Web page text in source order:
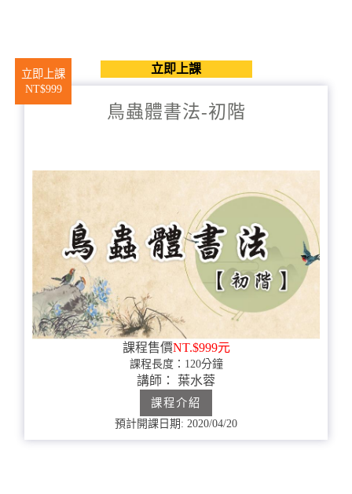
立即上課
NT$999
立即上課
鳥蟲體書法-初階
課程售價NT.$999元
課程長度：120分鐘
講師： 葉水蓉
課程介紹
預計開課日期: 2020/04/20